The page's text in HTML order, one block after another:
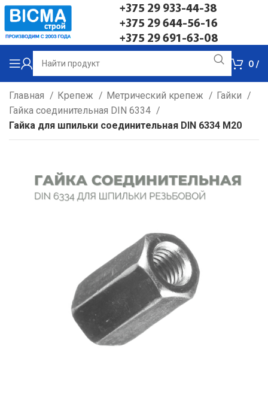
+375 29 933-44-38
+375 29 644-56-16
+375 29 691-63-08
0 /
Главная Крепеж Метрический крепеж
Гайки
Гайка соединительная DIN 6334
Гайка для шпильки соединительная DIN 6334 М20